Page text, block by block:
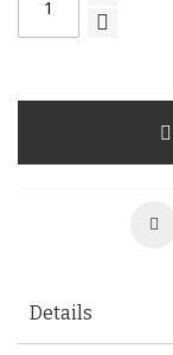
Details